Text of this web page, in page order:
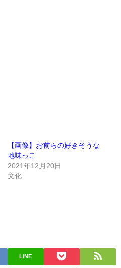
【画像】お前らの好きそうな
地味っこ
2021年12月20日
文化
LINE